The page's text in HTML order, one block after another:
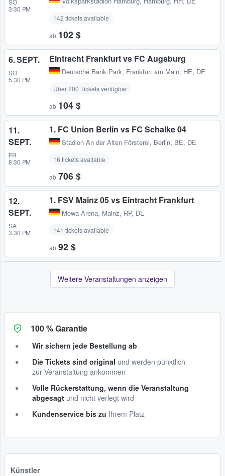
3:30 PM
142 tickets available
ab 102 $
6. SEPT.
SO
5:30 PM
Eintracht Frankfurt vs FC Augsburg
Deutsche Bank Park, Frankfurt am Main, HE, DE
Über 200 Tickets verfügbar
ab 104 $
11.
SEPT.
FR
8:30 PM
1. FC Union Berlin vs FC Schalke 04
Stadion An der Alten Försterei, Berlin, BE, DE
16 tickets available
ab 706 $
12.
SEPT.
SA
3:30 PM
1. FSV Mainz 05 vs Eintracht Frankfurt
Mewa Arena, Mainz, RP, DE
141 tickets available
ab 92 $
Weitere Veranstaltungen anzeigen
100 % Garantie
Wir sichern jede Bestellung ab
Die Tickets sind original und werden pünktlich
zur Veranstaltung ankommen
Volle Rückerstattung, wenn die Veranstaltung
abgesagt und nicht verlegt wird
Kundenservice bis zu Ihrem Platz
Künstler